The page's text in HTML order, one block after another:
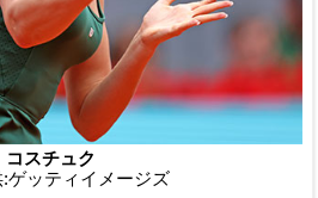
コスチュク
ゲッティイメージズ